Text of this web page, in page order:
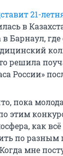
21-
в
в Барнаул,
решила
России»
пока
этим
как
по разным
мне